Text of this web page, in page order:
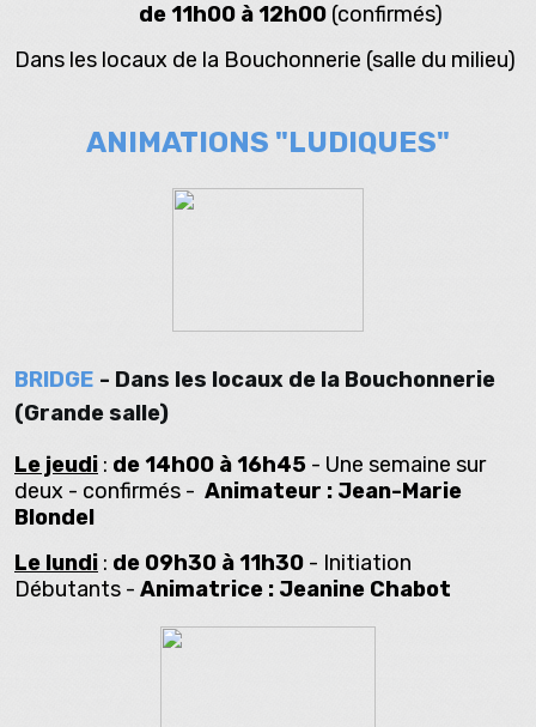
de 11h00 à 12h00 (confirmés)
Dans les locaux de la Bouchonnerie (salle du milieu)
ANIMATIONS "LUDIQUES"
BRIDGE - Dans les locaux de la Bouchonnerie
(Grande salle)
Le jeudi : de 14h00 à 16h45 - Une semaine sur
deux - confirmés - Animateur : Jean-Marie
Blondel
Le lundi : de 09h30 à 11h30 - Initiation
Débutants - Animatrice : Jeanine Chabot